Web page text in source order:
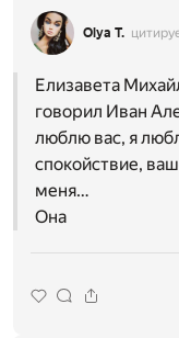
Olya T.
Елизавета
говорил Иван
люблю вас, я
спокойствие,
меня…
Она